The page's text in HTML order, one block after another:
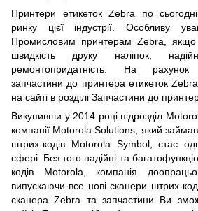
Принтери етикеток Zebra по
ринку цієї індустрії. Особливу
Промисловим принтерам Zebra, якщо
швидкість друку наліпок,
ремонтопридатність. На рахунок
запчастини до принтера етикеток
на сайті в розділі Запчастини до
Викупивши у 2014 році підрозділ
компанії Motorola Solutions, який
штрих-кодів Motorola Symbol, стає
сфері. Без того надійні та
кодів Motorola, компанія
випускаючи все нові сканери штрих-
сканера Zebra та запчастини Ви